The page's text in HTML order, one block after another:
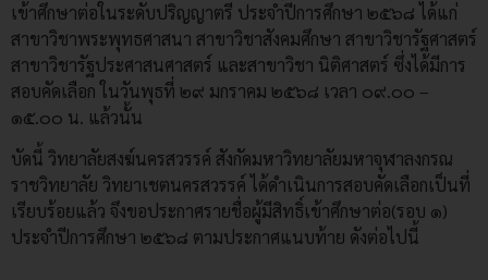
เข้าศึกษาต่อในระดับปริญญาตรี ประจำปีการศึกษา ๒๕๖๘ ได้แก่
สาขาวิชาพระพุทธศาสนา สาขาวิชาสังคมศึกษา สาขาวิชารัฐศาสตร์
สาขาวิชารัฐประศาสนศาสตร์ และสาขาวิชา นิติศาสตร์ ซึ่งได้มีการ
สอบคัดเลือก ในวันพุธที่ ๒๙ มกราคม ๒๕๖๘ เวลา ๐๙.๐๐ –
๑๕.๐๐ น. แล้วนั้น
บัดนี้ วิทยาลัยสงฆ์นครสวรรค์ สังกัดมหาวิทยาลัยมหาจุฬาลงกรณ
ราชวิทยาลัย วิทยาเชตนครสวรรค์ ได้ดำเนินการสอบคัดเลือกเป็นที่
เรียบร้อยแล้ว จึงขอประกาศรายชื่อผู้มีสิทธิ์เข้าศึกษาต่อ(รอบ ๑)
ประจำปีการศึกษา ๒๕๖๘ ตามประกาศแนบท้าย ดังต่อไปนี้